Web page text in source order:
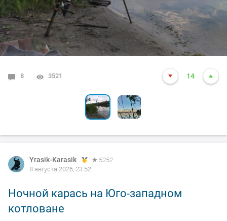
8 3521 14
1 4984 13
Yrasik-Karasik
5252
8 августа 2026, 23:52
Ночной карась на Юго-западном
котловане